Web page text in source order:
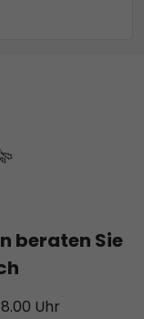
beraten Sie
Uhr